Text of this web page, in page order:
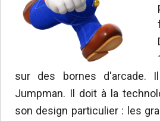
sur des bornes d'arcade.
Jumpman. Il doit à la
son design particulier : les